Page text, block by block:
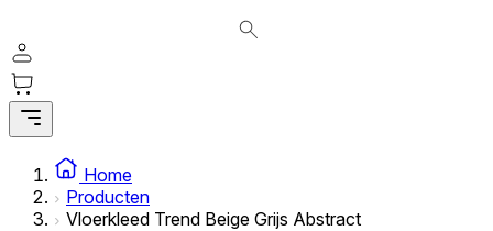
Home
Producten
Vloerkleed Trend Beige Grijs Abstract
interessant zijn voor de individuele gebruiker en